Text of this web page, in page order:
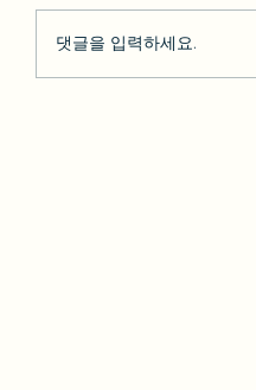
so********* 2023-02-10
댓글을 입력하세요.